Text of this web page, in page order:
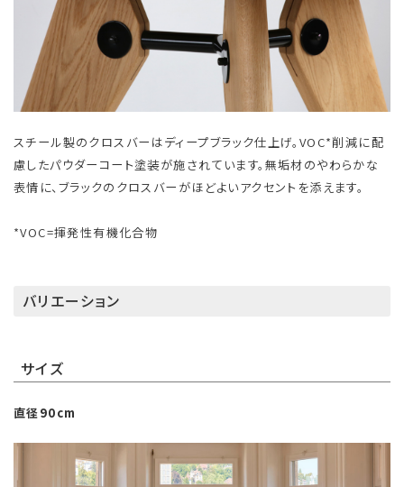
スチール製のクロスバーはディープブラック仕上げ。VOC*削減に配
慮したパウダーコート塗装が施されています。無垢材のやわらかな
表情に、ブラックのクロスバーがほどよいアクセントを添えます。
*VOC=揮発性有機化合物
バリエーション
サイズ
直径90cm